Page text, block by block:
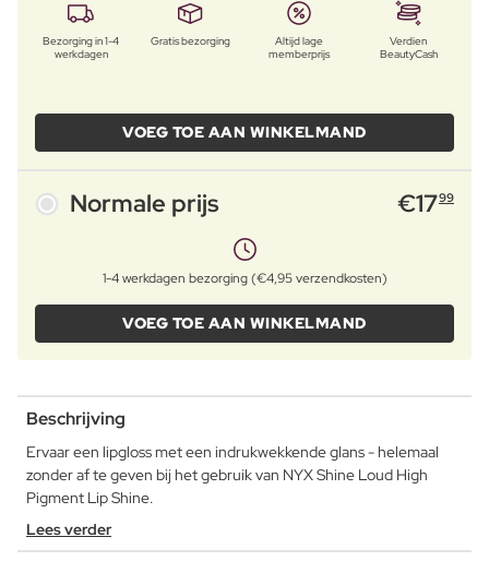
Bezorging in 1-4
werkdagen
Gratis bezorging
Altijd lage
memberprijs
Verdien
BeautyCash
VOEG TOE AAN WINKELMAND
Normale prijs €1799
1-4 werkdagen bezorging (€4,95 verzendkosten)
VOEG TOE AAN WINKELMAND
Beschrijving
Ervaar een lipgloss met een indrukwekkende glans - helemaal
zonder af te geven bij het gebruik van NYX Shine Loud High
Pigment Lip Shine.
Lees verder